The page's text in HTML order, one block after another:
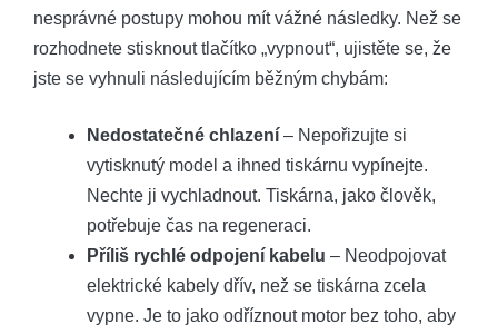
nesprávné postupy mohou mít vážné následky. Než se
rozhodnete stisknout tlačítko „vypnout“, ujistěte se, že
jste se vyhnuli následujícím běžným chybám:
Nedostatečné chlazení – Nepořizujte si
vytisknutý model a ihned tiskárnu vypínejte.
Nechte ji vychladnout. Tiskárna, jako člověk,
potřebuje čas na regeneraci.
Příliš rychlé odpojení kabelu – Neodpojovat
elektrické kabely dřív, než se tiskárna zcela
vypne. Je to jako odříznout motor bez toho, aby